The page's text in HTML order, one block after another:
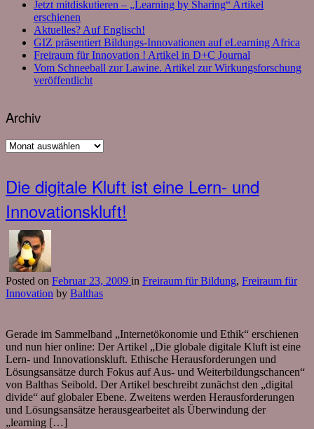
Jetzt mitdiskutieren – „Learning by Sharing“ Artikel
erschienen
Aktuelles? Auf Englisch!
GIZ präsentiert Bildungs-Innovationen auf eLearning Africa
Freiraum für Innovation ! Artikel in D+C Journal
Vom Schneeball zur Lawine. Artikel zur Wirkungsforschung
veröffentlicht
Archiv
Archiv
Die digitale Kluft ist eine Lern- und
Innovationskluft!
Posted on Februar 23, 2009 in Freiraum für Bildung, Freiraum für
Innovation by Balthas
Gerade im Sammelband „Internetökonomie und Ethik“ erschienen
und nun hier online: Der Artikel „Die globale digitale Kluft ist eine
Lern- und Innovationskluft. Ethische Herausforderungen und
Lösungsansätze durch Fokus auf Aus- und Weiterbildungschancen“
von Balthas Seibold. Der Artikel beschreibt zunächst den „digital
divide“ auf globaler Ebene. Zweitens werden Herausforderungen
und Lösungsansätze herausgearbeitet als Überwindung der
„learning […]